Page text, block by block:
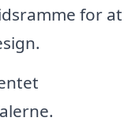
for at